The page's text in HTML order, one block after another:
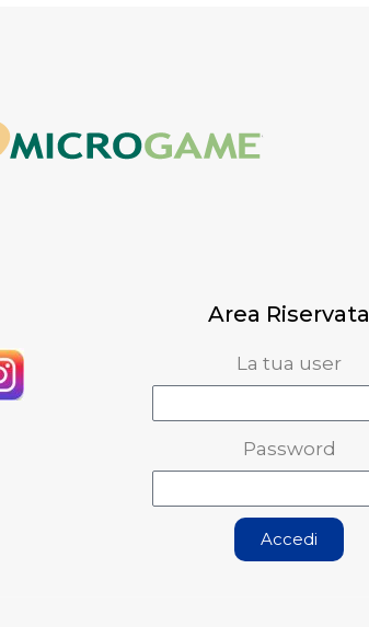
Area Riservata
La tua user
Password
Accedi